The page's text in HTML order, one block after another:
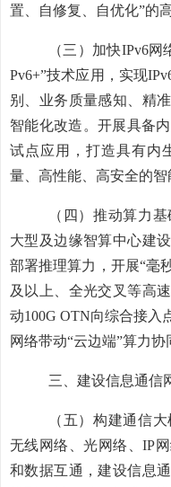
置、自修复、自优化”的
（三） 加快IPv6网
Pv6+”技术应用，实现
别、业务质量感知、精
智能化改造。开展具备
试点应用，打造具有内
量、高性能、高安全的智
（四）推动算力
大型及边缘智算中心建
部署推理算力，开展“毫
及以上、全光交叉等高
动100G OTN向综合接入
网络带动“云边端”算力协
三、 建设信息通信
（五）构建通信
无线网络、光网络、IP
和数据互通，建设信息